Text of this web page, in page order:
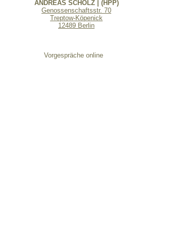
ANDREAS SCHOLZ | (HPP)
Genossenschaftsstr. 70
Treptow-Köpenick
12489 Berlin
Vorgespräche online